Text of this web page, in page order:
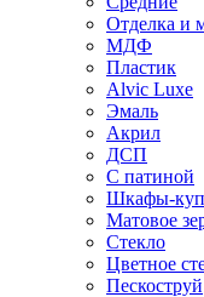
Отделка и
МДФ
Пластик
Alvic Luxe
Эмаль
Акрил
ДСП
С патиной
Шкафы-
Матовое
Стекло
Цветное
Пескоструй